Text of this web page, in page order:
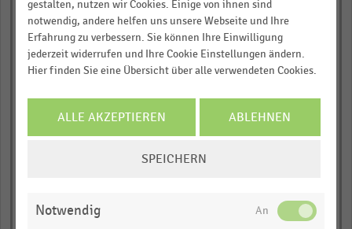
empty
empty
empty
Über 300.000 Daten und Kennzahlen
Rund 25.000 Statistiken
Download als Excel, PNG, PDF
… und vieles mehr!
JETZT INFORMIEREN
gestalten, nutzen wir Cookies. Einige von ihnen sind
notwendig, andere helfen uns unsere Webseite und Ihre
Erfahrung zu verbessern. Sie können Ihre Einwilligung
jederzeit widerrufen und Ihre Cookie Einstellungen ändern.
Hier finden Sie eine Übersicht über alle verwendeten Cookies.
ALLE AKZEPTIEREN ABLEHNEN
SPEICHERN
Notwendig